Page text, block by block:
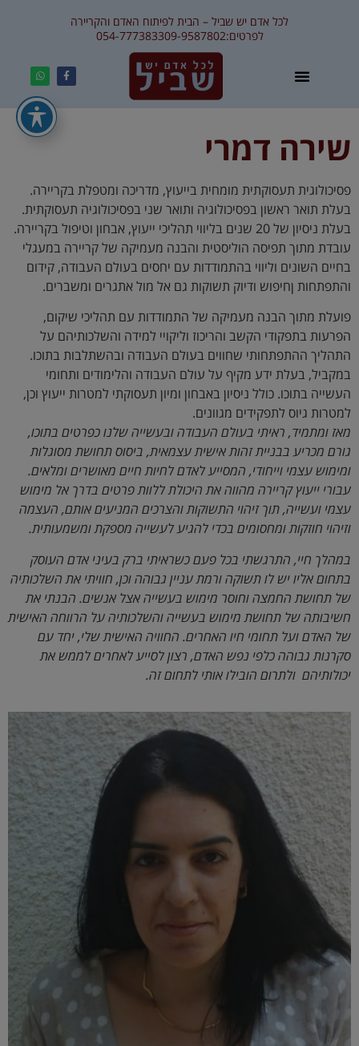
לכל אדם יש שביל – הבית לפיתוח האדם והקריירה
לפרטים:09-9587802
054-7773833
שירה דמרי
פסיכולוגית תעסוקתית מומחית בייעוץ, מדריכה ומטפלת בקריירה.
בעלת תואר ראשון בפסיכולוגיה ותואר שני בפסיכולוגיה תעסוקתית.
בעלת ניסיון של 20 שנים בליווי תהליכי ייעוץ, אבחון וטיפול בקריירה.
עובדת מתוך תפיסה הוליסטית והבנה מעמיקה של קריירה במעגלי
בחיים השונים וליווי בהתמודדות עם יחסים בעולם העבודה, קידום
והתפתחות ןחיפוש ודיוק תשוקות גם אל מול אתגרים ומשברים.
פועלת מתוך הבנה מעמיקה של התמודדות עם תהליכי שיקום,
הפרעות בתפקודי הקשב והריכוז וליקויי למידה והשלכותיהם על
התהליך ההתפתחותי שחווים בעולם העבודה ובהשתלבות בתוכו.
במקביל, בעלת ידע מקיף על עולם העבודה והלימודים ותחומי
העשייה בתוכו. כולל ניסיון באבחון ומיון תעסוקתי למטרות ייעוץ וכן,
למטרות גיוס לתפקידים מגוונים.
מאז ומתמיד, ראיתי בעולם העבודה ובעשייה שלנו כפרטים בתוכו,
גורם מכריע בבניית זהות אישית עצמאית, ביסוס תחושת מסוגלות
ומימוש עצמי וייחודי, המסייע לאדם לחיות חיים מאושרים ומלאים.
עבורי ייעוץ קריירה מהווה את היכולת ללוות פרטים בדרך אל מימוש
עצמי ועשייה, תוך זיהוי התשוקות והצרכים המניעים אותם, העצמה
וזיהוי חוזקות ומחסומים בכדי להגיע לעשייה מספקת ומשמעותית.
במהלך חיי, התרגשתי בכל פעם כשראיתי ברק בעיני אדם העוסק
בתחום אליו יש לו תשוקה ורמת עניין גבוהה וכן, חוויתי את השלכותיה
של תחושת החמצה וחוסר מימוש בעשייה אצל אנשים. הבנתי את
חשיבותה של תחושת מימוש בעשייה והשלכותיה על הרווחה האישית
של האדם ועל תחומי חיו האחרים. החוויה האישית שלי, יחד עם
סקרנות גבוהה כלפי נפש האדם, רצון לסייע לאחרים לממש את
יכולותיהם ולתרום הובילו אותי לתחום זה.